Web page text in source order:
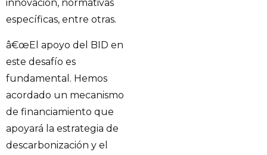
innovación, normativas
específicas, entre otras.
â€œEl apoyo del BID en
este desafío es
fundamental. Hemos
acordado un mecanismo
de financiamiento que
apoyará la estrategia de
descarbonización y el